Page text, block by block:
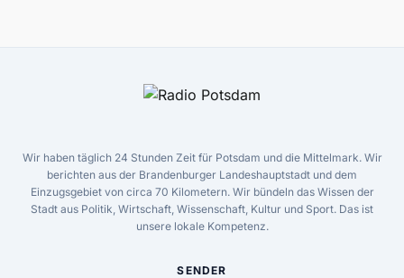
Wir haben täglich 24 Stunden Zeit für Potsdam und die Mittelmark. Wir
berichten aus der Brandenburger Landeshauptstadt und dem
Einzugsgebiet von circa 70 Kilometern. Wir bündeln das Wissen der
Stadt aus Politik, Wirtschaft, Wissenschaft, Kultur und Sport. Das ist
unsere lokale Kompetenz.
SENDER